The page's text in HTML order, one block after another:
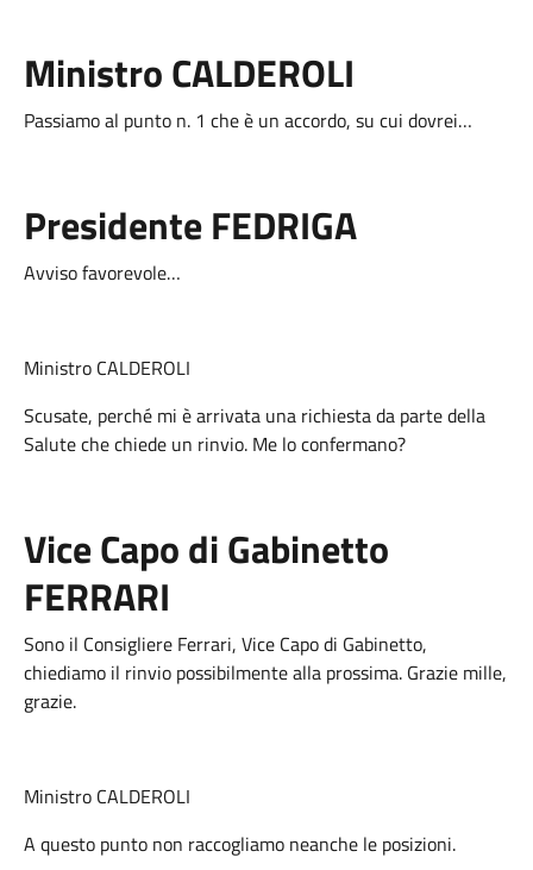
Ministro CALDEROLI
Passiamo al punto n. 1 che è un accordo, su cui dovrei…
Presidente FEDRIGA
Avviso favorevole…
Ministro CALDEROLI
Scusate, perché mi è arrivata una richiesta da parte della
Salute che chiede un rinvio. Me lo confermano?
Vice Capo di Gabinetto
FERRARI
Sono il Consigliere Ferrari, Vice Capo di Gabinetto,
chiediamo il rinvio possibilmente alla prossima. Grazie mille,
grazie.
Ministro CALDEROLI
A questo punto non raccogliamo neanche le posizioni.